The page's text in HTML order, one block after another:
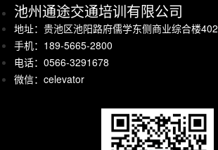
池州通途交通培训有限公司
地址：贵池区池阳路府儒学东侧商业综合楼402
手机：189-5665-2800
电话：0566-3291678
微信：celevator